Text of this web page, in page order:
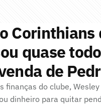
Corinthians
quase
de
finanças do clube,
dinheiro para quitar